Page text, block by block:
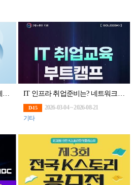
AI HOME 인테리어 디자인 컨테스트 IT 인프라 취업준비는? 네트워크부터 클라우드까지 엔지니어 취업 교육으로 끝내자
D-15
2026-03-04 ~ 2026-08-21
기타